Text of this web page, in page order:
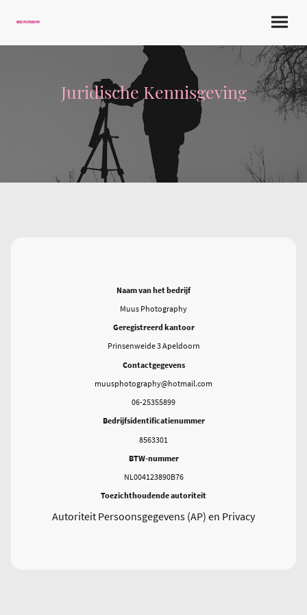
Muus Photography
Juridische Kennisgeving
Naam van het bedrijf
Muus Photography
Geregistreerd kantoor
Prinsenweide 3 Apeldoorn
Contactgegevens
muusphotography@hotmail.com
06-25355899
Bedrijfsidentificatienummer
8563301
BTW-nummer
NL004123890B76
Toezichthoudende autoriteit
Autoriteit Persoonsgegevens (AP) en Privacy